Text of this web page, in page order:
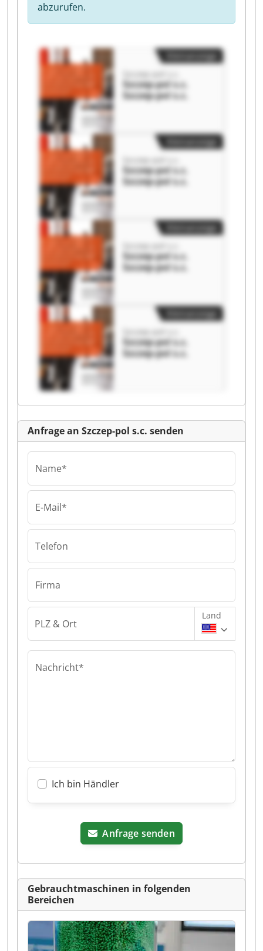
abzurufen.
Szczep-pol s.c.
Szczep-pol s.c.
Szczep-pol s.c.
Szczep-pol s.c.
Szczep-pol s.c.
Szczep-pol s.c.
Kleinanzeige
Szczep-pol s.c.
Szczep-pol s.c.
Szczep-pol s.c.
Kleinanzeige
Szczep-pol s.c.
Szczep-pol s.c.
Szczep-pol s.c.
Kleinanzeige
Anfrage an Szczep-pol s.c. senden
Name*
E-Mail*
Telefon
Firma
PLZ & Ort
Land
Nachricht*
Ich bin Händler
Anfrage senden
Gebrauchtmaschinen in folgenden
Bereichen